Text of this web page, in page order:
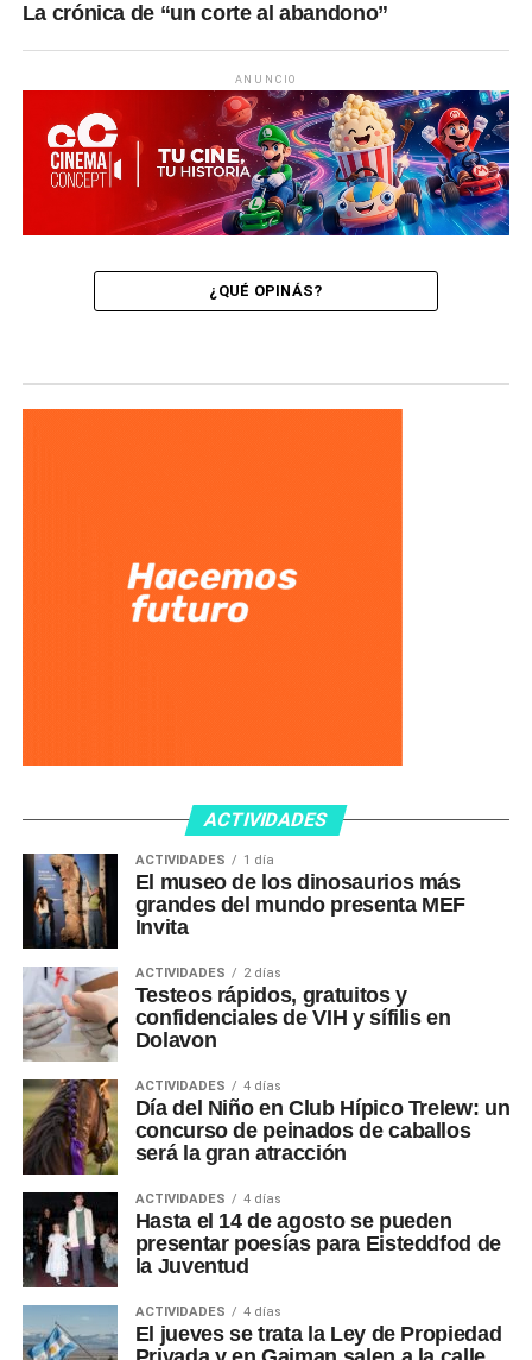
La crónica de “un corte al abandono”
ANUNCIO
¿QUÉ OPINÁS?
ACTIVIDADES
ACTIVIDADES 1 día
El museo de los dinosaurios más
grandes del mundo presenta MEF
Invita
ACTIVIDADES 2 días
Testeos rápidos, gratuitos y
confidenciales de VIH y sífilis en
Dolavon
ACTIVIDADES 4 días
Día del Niño en Club Hípico Trelew: un
concurso de peinados de caballos
será la gran atracción
ACTIVIDADES 4 días
Hasta el 14 de agosto se pueden
presentar poesías para Eisteddfod de
la Juventud
ACTIVIDADES 4 días
El jueves se trata la Ley de Propiedad